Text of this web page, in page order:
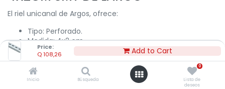
Price:
Q108,26 Add to Cart
Inicio Búsqueda
0
Lista de
deseos
El riel unicanal de Argos, ofrece:
Tipo: Perforado.
Medida: 4x2 cm.
Calíbre de lámina: 16.
Fabricado en acero galvanizado electrostático.
Ideal para los soportes de bandejas portacables para
la canalización eléctrica o como fijación de tableros